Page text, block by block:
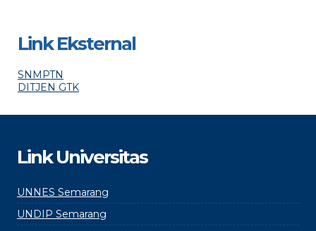
Link Eksternal
SNMPTN
DITJEN GTK
Link Universitas
UNNES Semarang
UNDIP Semarang